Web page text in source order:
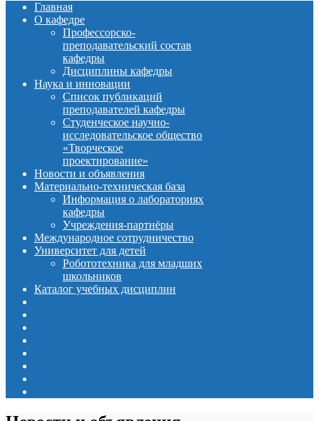
Главная
О кафедре
Профессорско-
преподавательский состав
кафедры
Дисциплины кафедры
Наука и инновации
Список публикаций
преподавателей кафедры
Студенческое научно-
исследовательское общество
«Творческое
проектирование»
Новости и объявления
Материально-техническая база
Информация о лабораториях
кафедры
Учреждения-партнёры
Международное сотрудничество
Университет для детей
Робототехника для младших
школьников
Каталог учебных дисциплин